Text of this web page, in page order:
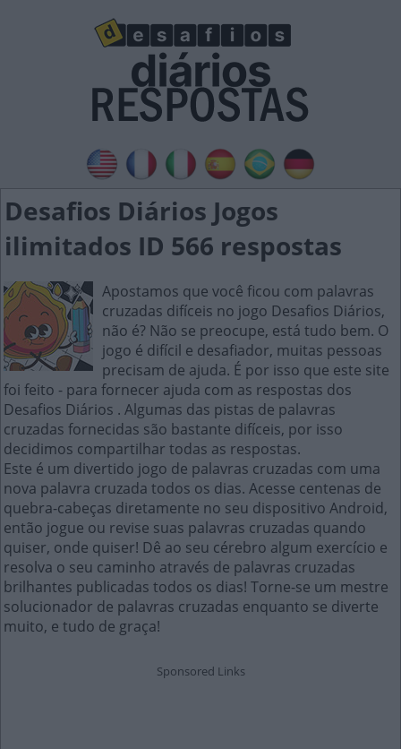
Desafios Diários Jogos
ilimitados ID 566 respostas
Apostamos que você ficou com palavras
cruzadas difíceis no jogo Desafios Diários,
não é? Não se preocupe, está tudo bem. O
jogo é difícil e desafiador, muitas pessoas
precisam de ajuda. É por isso que este site
foi feito - para fornecer ajuda com as respostas dos
Desafios Diários . Algumas das pistas de palavras
cruzadas fornecidas são bastante difíceis, por isso
decidimos compartilhar todas as respostas.
Este é um divertido jogo de palavras cruzadas com uma
nova palavra cruzada todos os dias. Acesse centenas de
quebra-cabeças diretamente no seu dispositivo Android,
então jogue ou revise suas palavras cruzadas quando
quiser, onde quiser! Dê ao seu cérebro algum exercício e
resolva o seu caminho através de palavras cruzadas
brilhantes publicadas todos os dias! Torne-se um mestre
solucionador de palavras cruzadas enquanto se diverte
muito, e tudo de graça!